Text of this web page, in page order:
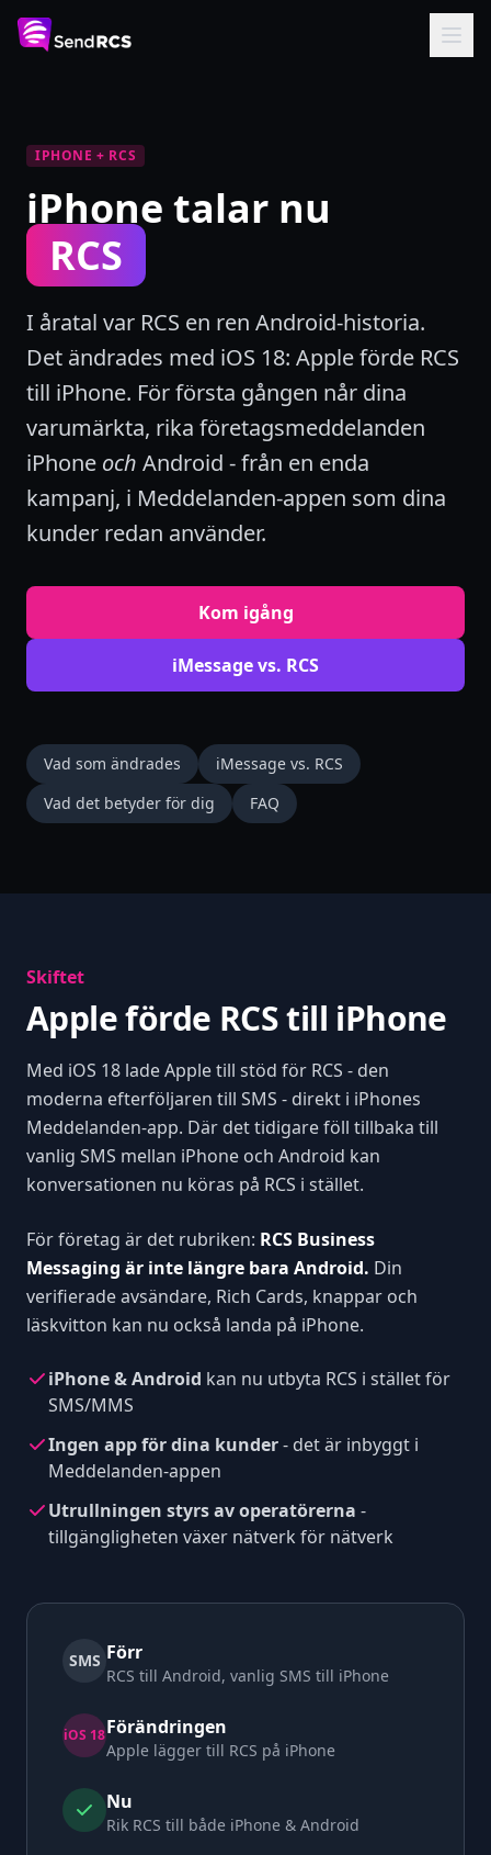
IPHONE + RCS
iPhone talar nu
RCS
I åratal var RCS en ren Android-historia.
Det ändrades med iOS 18: Apple förde RCS
till iPhone. För första gången når dina
varumärkta, rika företagsmeddelanden
iPhone och Android - från en enda
kampanj, i Meddelanden-appen som dina
kunder redan använder.
Kom igång
iMessage vs. RCS
Vad som ändrades
iMessage vs. RCS
Vad det betyder för dig
FAQ
Skiftet
Apple förde RCS till iPhone
Med iOS 18 lade Apple till stöd för RCS - den
moderna efterföljaren till SMS - direkt i iPhones
Meddelanden-app. Där det tidigare föll tillbaka till
vanlig SMS mellan iPhone och Android kan
konversationen nu köras på RCS i stället.
För företag är det rubriken: RCS Business
Messaging är inte längre bara Android. Din
verifierade avsändare, Rich Cards, knappar och
läskvitton kan nu också landa på iPhone.
iPhone & Android kan nu utbyta RCS i stället för
SMS/MMS
Ingen app för dina kunder- det är inbyggt i
Meddelanden-appen
Utrullningen styrs av operatörerna -
tillgängligheten växer nätverk för nätverk
SMS Förr
RCS till Android, vanlig SMS till iPhone
iOS 18Förändringen
Apple lägger till RCS på iPhone
Nu
Rik RCS till både iPhone & Android